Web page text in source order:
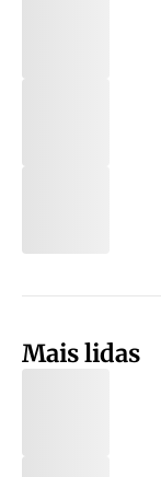
Mais lidas